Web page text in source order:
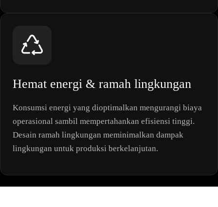
Hemat energi & ramah lingkungan
Konsumsi energi yang dioptimalkan mengurangi biaya
operasional sambil mempertahankan efisiensi tinggi.
Desain ramah lingkungan meminimalkan dampak
lingkungan untuk produksi berkelanjutan.